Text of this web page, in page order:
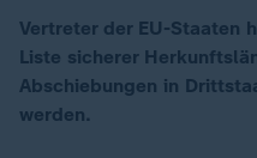
Vertreter der EU-Staaten
Liste sicherer
Abschiebungen in
werden.